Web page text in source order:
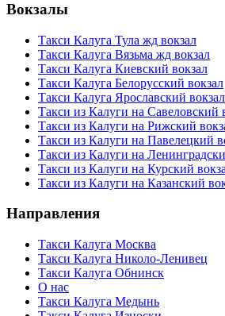
Вокзалы
Такси Калуга Тула жд вокзал
Такси Калуга Вязьма жд вокзал
Такси Калуга Киевский вокзал
Такси Калуга Белорусский вокзал
Такси Калуга Ярославский вокзал
Такси из Калуги на Савеловский
Такси из Калуги на Рижский
Такси из Калуги на Павелецкий
Такси из Калуги на
Такси из Калуги на Курский
Такси из Калуги на Казанский
Направления
Такси Калуга Москва
Такси Калуга Николо-Ленивец
Такси Калуга Обнинск
О нас
Такси Калуга Медынь